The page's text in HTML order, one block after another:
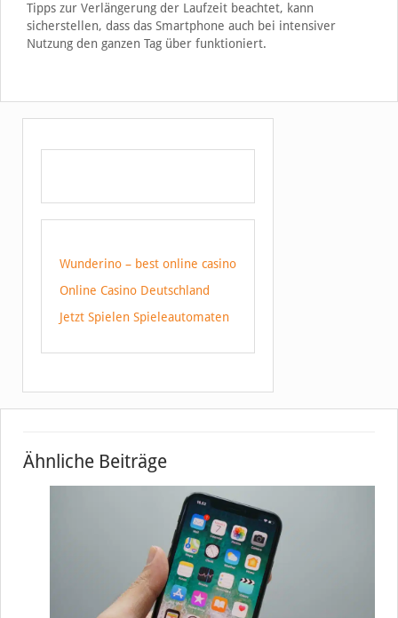
Tipps zur Verlängerung der Laufzeit beachtet, kann
sicherstellen, dass das Smartphone auch bei intensiver
Nutzung den ganzen Tag über funktioniert.
Wunderino – best online casino
Online Casino Deutschland
Jetzt Spielen Spieleautomaten
Ähnliche Beiträge